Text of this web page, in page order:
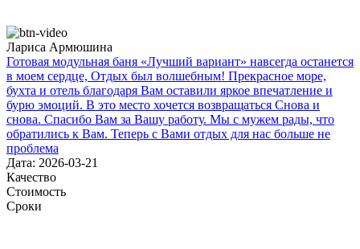
Лариса Армюшина
Готовая модульная баня «Лучший вариант» навсегда останется
в моем сердце, Отдых был волшебным! Прекрасное море,
бухта и отель благодаря Вам оставили яркое впечатление и
бурю эмоций. В это место хочется возвращаться Снова и
снова. Спасибо Вам за Вашу работу. Мы с мужем рады, что
обратились к Вам. Теперь с Вами отдых для нас больше не
проблема
Дата: 2026-03-21
Качество
Стоимость
Сроки